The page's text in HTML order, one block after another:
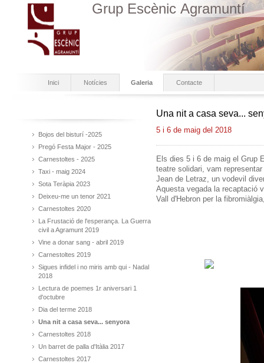
Grup Escènic Agramuntí
Inici Notícies Galeria Contacte
Bojos del bisturí -2025
Pregó Festa Major - 2025
Carnestoltes - 2025
Taxi - maig 2024
Sota Teràpia 2023
Deixeu-me un tenor 2021
Carnestoltes 2020
La Frustació de l'esperança. La Guerra
civil a Agramunt 2019
Vine a donar sang - abril 2019
Carnestoltes 2019
Sigues infidel i no miris amb qui - Nadal
2018
Lectura de poemes 1r aniversari 1
d'octubre
Dia del terme 2018
Una nit a casa seva... senyora
Carnestoltes 2018
Un barret de palla d'Itàlia 2017
Carnestoltes 2017
Una nit a casa seva...
5 i 6 de maig del 2018
Els dies 5 i 6 de maig el Grup
teatre solidari, vam
Jean de Letraz, un vodevil
Aquesta vegada la recaptació
Vall d'Hebron per la